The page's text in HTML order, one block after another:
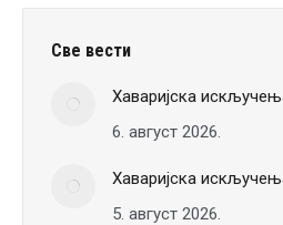
Све вести
Хаваријска
6. август 2026.
Хаваријска
5. август 2026.